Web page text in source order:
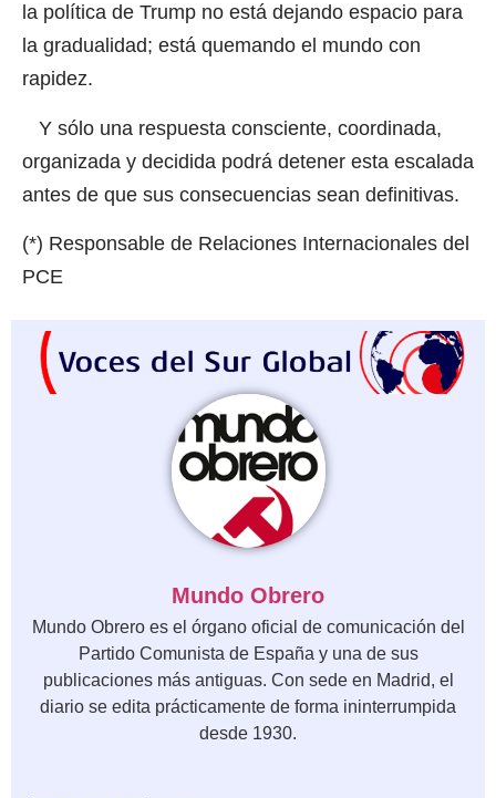
la política de Trump no está dejando espacio para
la gradualidad; está quemando el mundo con
rapidez.
Y sólo una respuesta consciente, coordinada,
organizada y decidida podrá detener esta escalada
antes de que sus consecuencias sean definitivas.
(*) Responsable de Relaciones Internacionales del
PCE
Mundo Obrero
Mundo Obrero es el órgano oficial de comunicación del
Partido Comunista de España y una de sus
publicaciones más antiguas. Con sede en Madrid, el
diario se edita prácticamente de forma ininterrumpida
desde 1930.